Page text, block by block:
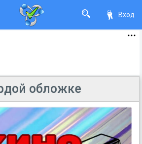
Вход
обложке